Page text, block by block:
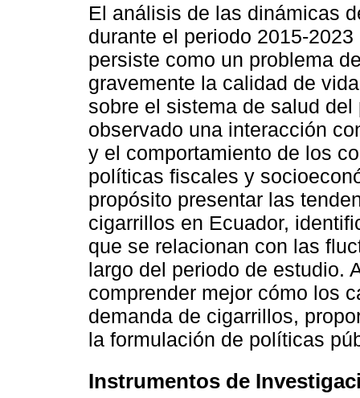
El análisis de las dinámicas
durante el periodo 2015-
persiste como un problema
gravemente la calidad de
sobre el sistema de salud
observado una interacción
y el comportamiento de los
políticas fiscales y
propósito presentar las
cigarrillos en Ecuador,
que se relacionan con las
largo del periodo de estudio.
comprender mejor cómo los
demanda de cigarrillos,
la formulación de políticas
Instrumentos de